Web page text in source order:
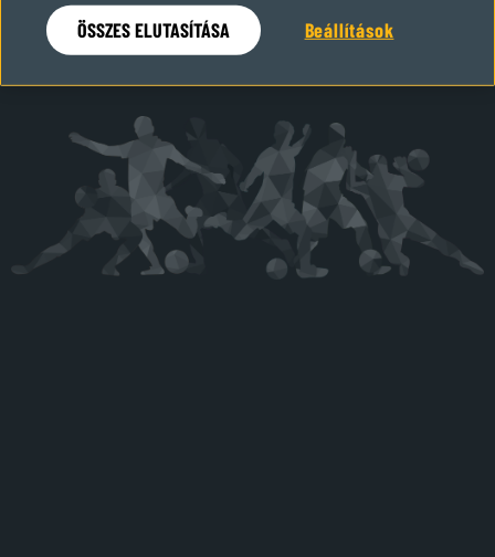
Hamarosan visszatérünk
ÖSSZES ELUTASÍTÁSA Beállítások